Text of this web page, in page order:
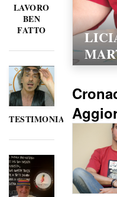
LAVORO
BEN
FATTO
TESTIMONIANZE